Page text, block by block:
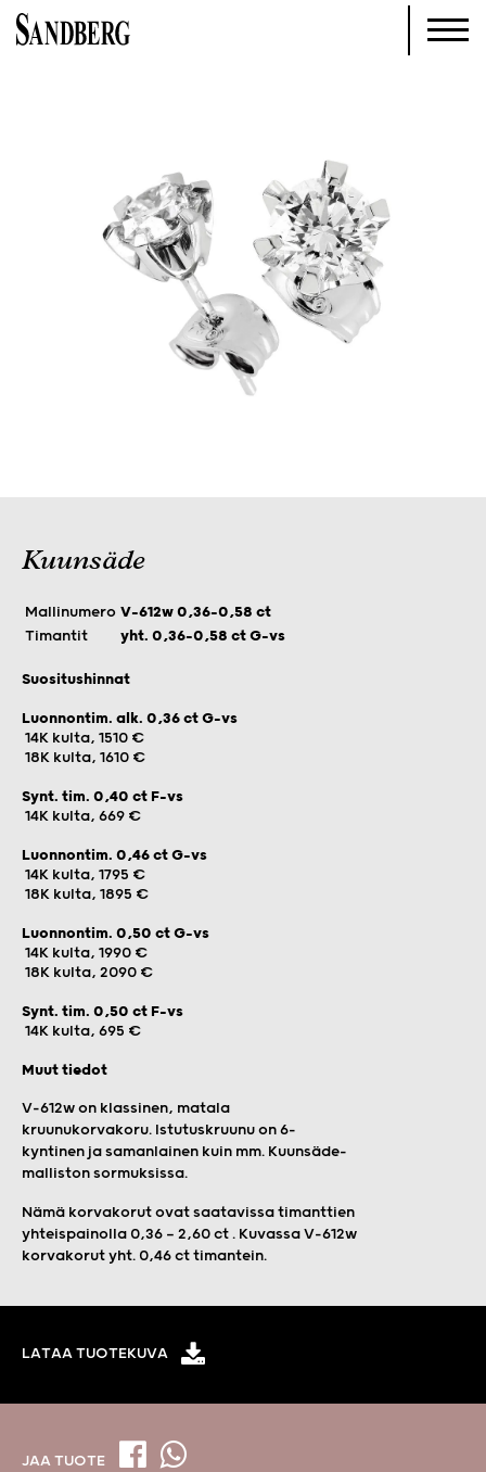
Kuunsäde
Mallinumero V-612w 0,36-0,58 ct
Timantit
yht. 0,36–0,58 ct G-vs
Suositushinnat
Luonnontim. alk. 0,36 ct G-vs
14K kulta, 1510 €
18K kulta, 1610 €
Synt. tim. 0,40 ct F-vs
14K kulta, 669 €
Luonnontim. 0,46 ct G-vs
14K kulta, 1795 €
18K kulta, 1895 €
Luonnontim. 0,50 ct G-vs
14K kulta, 1990 €
18K kulta, 2090 €
Synt. tim. 0,50 ct F-vs
14K kulta, 695 €
Muut tiedot
V-612w on klassinen, matala
kruunukorvakoru. Istutuskruunu on 6-
kyntinen ja samanlainen kuin mm. Kuunsäde-
malliston sormuksissa.
Nämä korvakorut ovat saatavissa timanttien
yhteispainolla 0,36 — 2,60 ct . Kuvassa V-612w
korvakorut yht. 0,46 ct timantein.
LATAA TUOTEKUVA
JAA TUOTE